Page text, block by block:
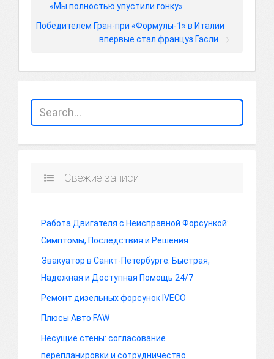
«Мы полностью упустили гонку»
Победителем Гран-при «Формулы-1» в Италии
впервые стал француз Гасли
Свежие записи
Работа Двигателя с Неисправной Форсункой:
Симптомы, Последствия и Решения
Эвакуатор в Санкт-Петербурге: Быстрая,
Надежная и Доступная Помощь 24/7
Ремонт дизельных форсунок IVECO
Плюсы Авто FAW
Несущие стены: согласование
перепланировки и сотрудничество